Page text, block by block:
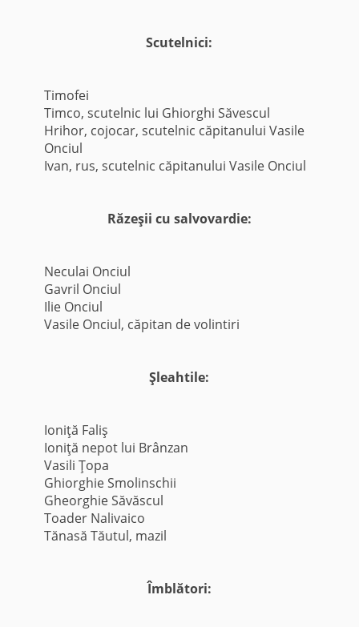
Scutelnici:
Timofei
Timco, scutelnic lui Ghiorghi Săvescul
Hrihor, cojocar, scutelnic căpitanului Vasile
Onciul
Ivan, rus, scutelnic căpitanului Vasile Onciul
Răzeşii cu salvovardie:
Neculai Onciul
Gavril Onciul
Ilie Onciul
Vasile Onciul, căpitan de volintiri
Şleahtile:
Ioniţă Faliş
Ioniţă nepot lui Brânzan
Vasili Ţopa
Ghiorghie Smolinschii
Gheorghie Săvăscul
Toader Nalivaico
Tănasă Tăutul, mazil
Îmblători: